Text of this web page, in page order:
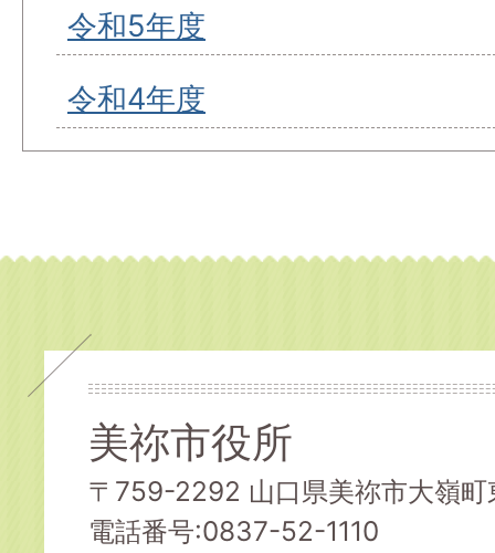
令和5年度
令和4年度
美祢市役所
〒759-2292 山口県美祢市大嶺
電話番号:0837-52-1110